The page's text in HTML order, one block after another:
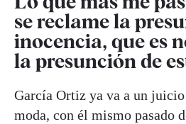
se reclame la
inocencia, que es
la presunción de
García Ortiz ya va a un juicio
moda, con él mismo pasado